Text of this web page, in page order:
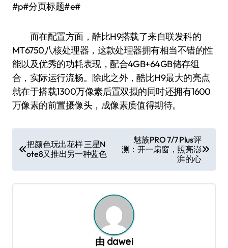
#p#分页标题#e#
而在配置方面，酷比H9搭载了来自联发科的
MT6750八核处理器，这款处理器拥有相当不错的性
能以及优秀的功耗表现，配合4GB+64GB储存组
合，实际运行流畅。除此之外，酷比H9最大的亮点
就在于搭载1300万像素后置双摄的同时还拥有1600
万像素的前置摄像头，成像素质值得期待。
章
导
航
把颜色玩出花样 三星N
ote8又推出另一种蓝色
魅族PRO 7/7 Plus评
测：开一扇窗，照亮澎
湃的心
由 dawei